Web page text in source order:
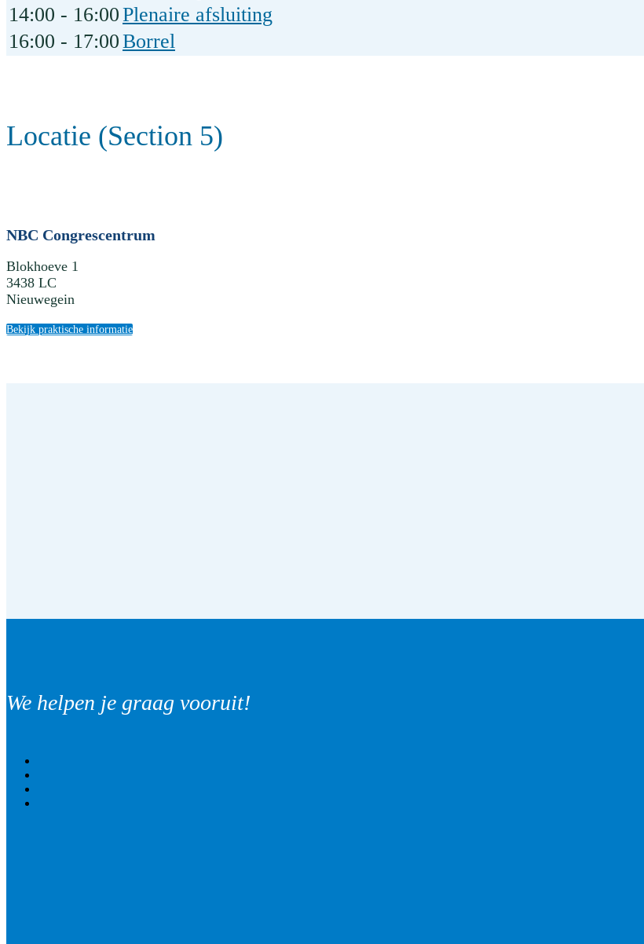
14:00 - 16:00Plenaire afsluiting
16:00 - 17:00Borrel
Locatie (Section 5)
NBC Congrescentrum
Blokhoeve 1
3438 LC
Nieuwegein
Bekijk praktische informatie
We helpen je graag vooruit!